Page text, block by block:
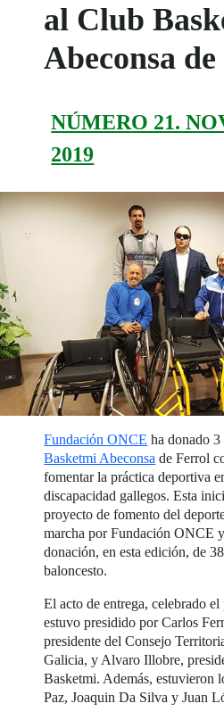
al Club
Abeconsa
NÚMERO 21.
2019
Fundación ONCE ha donado
Basketmi Abeconsa de Ferrol
fomentar la práctica deportiva
discapacidad gallegos. Esta
proyecto de fomento del
marcha por Fundación ONCE
donación, en esta edición, de
baloncesto.
El acto de entrega, celebrado
estuvo presidido por Carlos
presidente del Consejo
Galicia, y Alvaro Illobre,
Basketmi. Además, estuvieron
Paz, Joaquin Da Silva y Juan